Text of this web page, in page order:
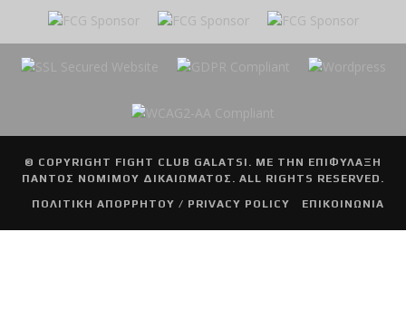
© COPYRIGHT FIGHT CLUB GALATSI . ΜΕ ΤΗΝ ΕΠΙΦΥΛΑΞΗ
ΠΑΝΤΟΣ ΝΟΜΙΜΟΥ ΔΙΚΑΙΩΜΑΤΟΣ. ALL RIGHTS RESERVED.
ΠΟΛΙΤΙΚΗ ΑΠΟΡΡΗΤΟΥ / PRIVACY POLICY
ΕΠΙΚΟΙΝΩΝΙΑ